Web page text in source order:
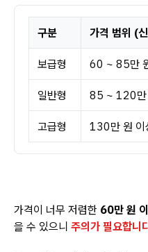
구분 가격 범위 (
보급형 60 ~ 85만
일반형 85 ~ 120만
고급형 130만 원 이
가격이 너무 저렴한 60만 원
을 수 있으니 주의가 필요합니